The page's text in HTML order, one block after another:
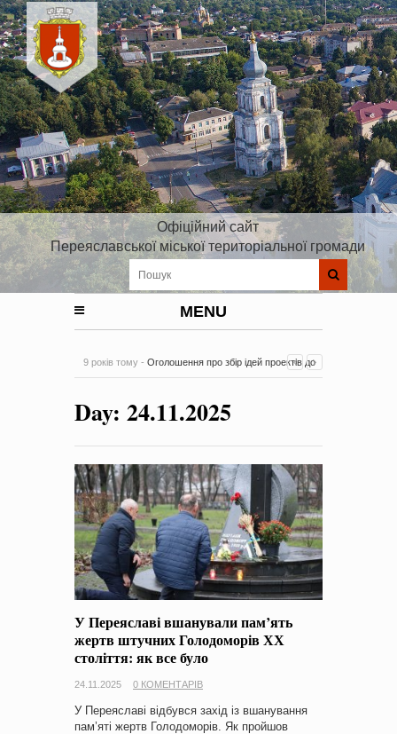
Офіційний сайт
Переяславської міської територіальної громади
MENU
9 років тому - Оголошення про збір ідей проектів до
на період 2018 – 2020 роки Оголошення про збір ідей
проектів
-0 Коментарів
Day: 24.11.2025
У Переяславі вшанували пам’ять
жертв штучних Голодоморів ХХ
століття: як все було
24.11.2025 0 КОМЕНТАРІВ
У Переяславі відбувся захід із вшанування
пам’яті жертв Голодоморів. Як пройшов